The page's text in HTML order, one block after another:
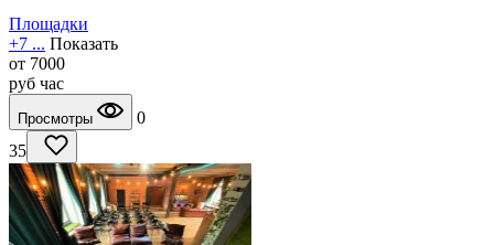
Площадки
+7 ... Показать
от 7000
руб час
Просмотры
0
35